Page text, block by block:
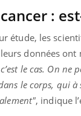
:
étude, les
données ont
le cas. On ne
le corps, qui
, indique
et si on